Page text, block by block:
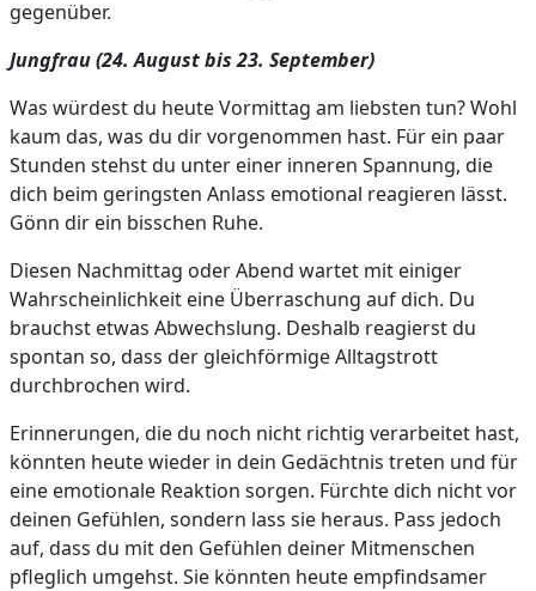
gegenüber.
Jungfrau (24. August bis 23. September)
Was würdest du heute Vormittag am liebsten tun? Wohl
kaum das, was du dir vorgenommen hast. Für ein paar
Stunden stehst du unter einer inneren Spannung, die
dich beim geringsten Anlass emotional reagieren lässt.
Gönn dir ein bisschen Ruhe.
Diesen Nachmittag oder Abend wartet mit einiger
Wahrscheinlichkeit eine Überraschung auf dich. Du
brauchst etwas Abwechslung. Deshalb reagierst du
spontan so, dass der gleichförmige Alltagstrott
durchbrochen wird.
Erinnerungen, die du noch nicht richtig verarbeitet hast,
könnten heute wieder in dein Gedächtnis treten und für
eine emotionale Reaktion sorgen. Fürchte dich nicht vor
deinen Gefühlen, sondern lass sie heraus. Pass jedoch
auf, dass du mit den Gefühlen deiner Mitmenschen
pfleglich umgehst. Sie könnten heute empfindsamer